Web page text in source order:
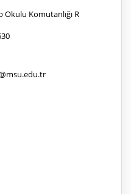
Okulu Komutanlığı R